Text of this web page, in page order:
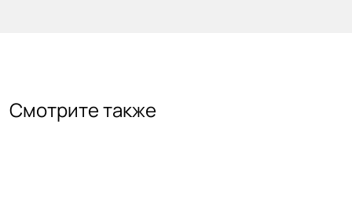
Смотрите также